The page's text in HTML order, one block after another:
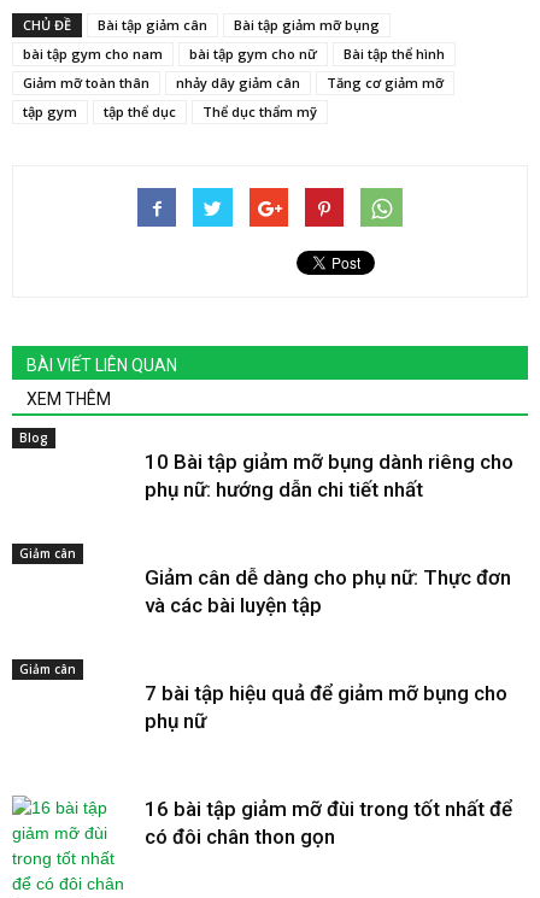
CHỦ ĐỀ Bài tập giảm cân
Bài tập giảm mỡ bụng
bài tập gym cho nam
bài tập gym cho nữ
Bài tập thể hình
Giảm mỡ toàn thân
nhảy dây giảm cân
Tăng cơ giảm mỡ
tập gym
tập thể dục Thể dục thẩm mỹ
BÀI VIẾT LIÊN QUAN
XEM THÊM
Blog
10 Bài tập giảm mỡ bụng dành riêng cho
phụ nữ: hướng dẫn chi tiết nhất
Giảm cân
Giảm cân dễ dàng cho phụ nữ: Thực đơn
và các bài luyện tập
Giảm cân
7 bài tập hiệu quả để giảm mỡ bụng cho
phụ nữ
16 bài tập giảm mỡ đùi trong tốt nhất để
có đôi chân thon gọn